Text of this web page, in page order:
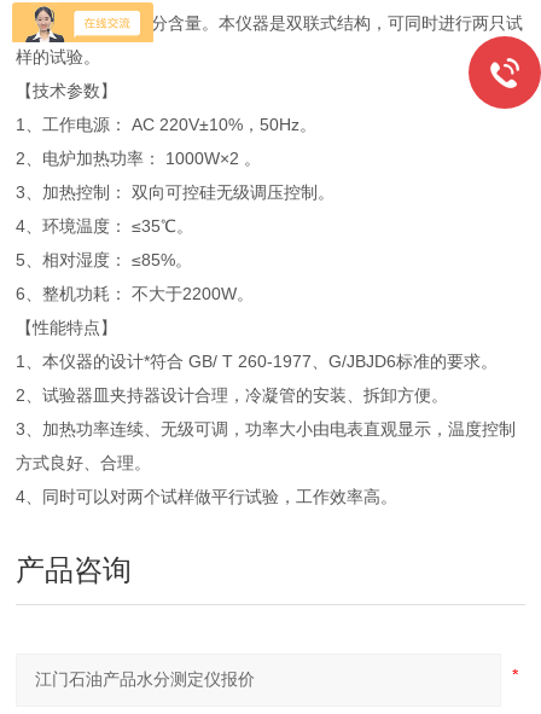
测定润滑脂中的水分含量。本仪器是双联式结构，可同时进行两只试
样的试验。
【技术参数】
1、工作电源： AC 220V±10%，50Hz。
2、电炉加热功率： 1000W×2 。
3、加热控制： 双向可控硅无级调压控制。
4、环境温度： ≤35℃。
5、相对湿度： ≤85%。
6、整机功耗： 不大于2200W。
【性能特点】
1、本仪器的设计*符合 GB/ T 260-1977、G/JBJD6标准的要求。
2、试验器皿夹持器设计合理，冷凝管的安装、拆卸方便。
3、加热功率连续、无级可调，功率大小由电表直观显示，温度控制
方式良好、合理。
4、同时可以对两个试样做平行试验，工作效率高。
产品咨询